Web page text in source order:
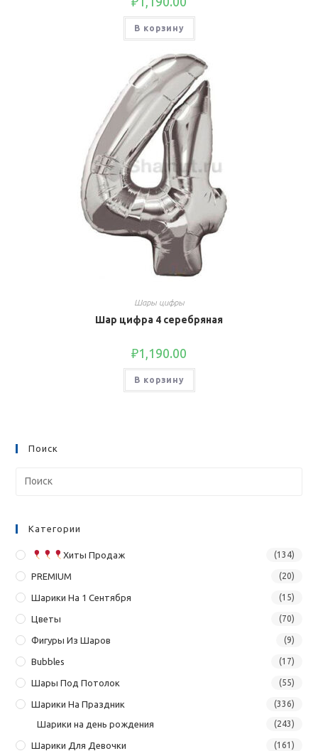
В корзину
Шары цифры
Шар цифра 4 серебряная
₽1,190.00
В корзину
Поиск
Категории
Хиты Продаж (134)
PREMIUM (20)
Шарики На 1 Сентября (15)
Цветы (70)
Фигуры Из Шаров (9)
Bubbles (17)
Шары Под Потолок (55)
Шарики На Праздник (336)
Шарики на день рождения (243)
Шарики Для Девочки (161)